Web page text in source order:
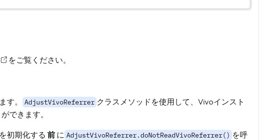
をご覧ください。
す。 AdjustVivoReferrer クラスメソッドを使用して、Vivoインスト
できます。
初期化する 前 に AdjustVivoReferrer.doNotReadVivoReferrer() を呼